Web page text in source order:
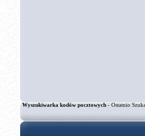
Wyszukiwarka kodów pocztowych- Ostatnio